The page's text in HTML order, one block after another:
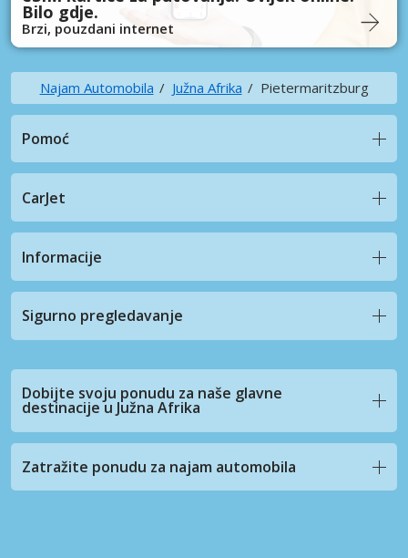
Bilo gdje.
Brzi, pouzdani internet
Najam Automobila Južna Afrika Pietermaritzburg
Pomoć
CarJet
Informacije
Sigurno pregledavanje
Dobijte svoju ponudu za naše glavne
destinacije u Južna Afrika
Zatražite ponudu za najam automobila